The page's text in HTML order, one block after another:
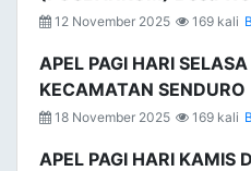
12 November 2025 169 kali
APEL PAGI HARI
KECAMATAN SENDURO
18 November 2025 169 kali
APEL PAGI HARI KAMIS